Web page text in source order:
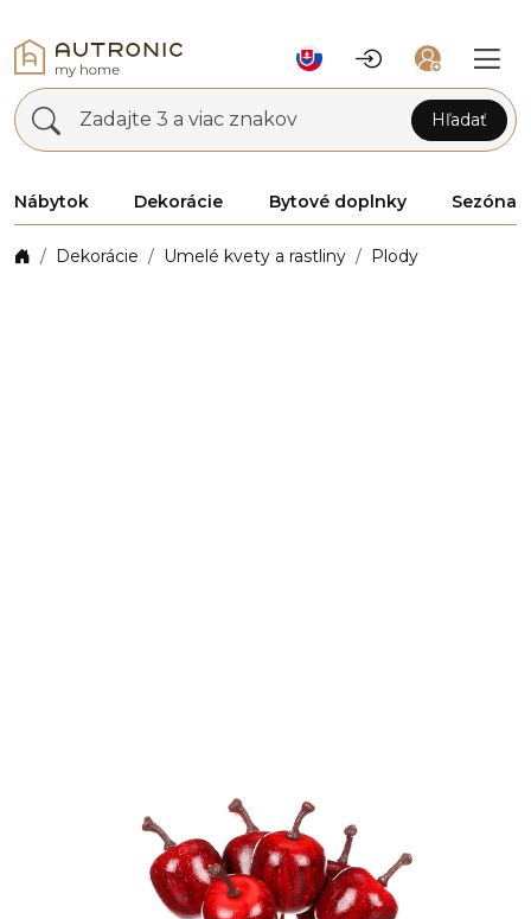
Zadajte 3 a viac znakov Hľadať
Nábytok Dekorácie Bytové doplnky Sezóna
Dekorácie Umelé kvety a rastliny Plody